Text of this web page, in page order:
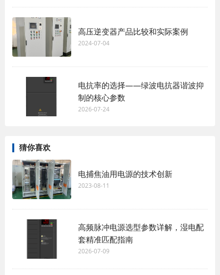
高压逆变器产品比较和实际案例
2024-07-04
电抗率的选择——绿波电抗器谐波抑
制的核心参数
2026-07-24
猜你喜欢
电捕焦油用电源的技术创新
2023-08-11
高频脉冲电源选型参数详解，湿电配
套精准匹配指南
2026-07-09